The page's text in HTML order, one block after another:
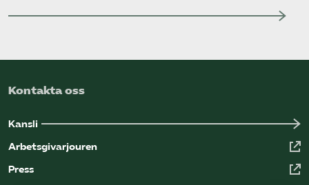
Kontakta oss
Kansli
Arbetsgivarjouren
Press